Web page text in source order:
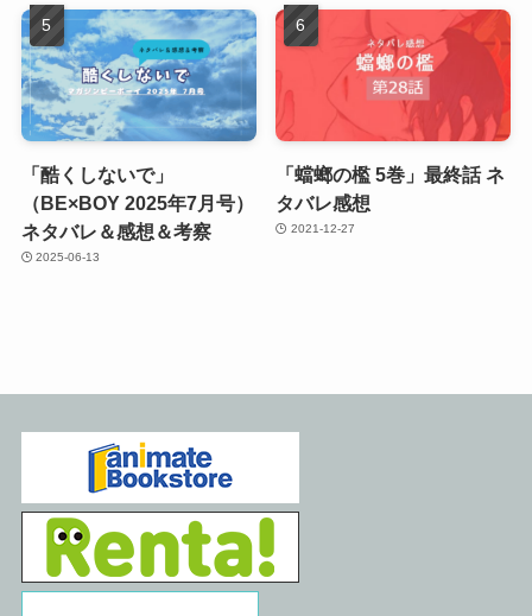
「酷くしないで」
（BE×BOY 2025年7月号）
ネタバレ＆感想＆考察
2025-06-13
「蟷螂の檻 5巻」最終話 ネ
タバレ感想
2021-12-27